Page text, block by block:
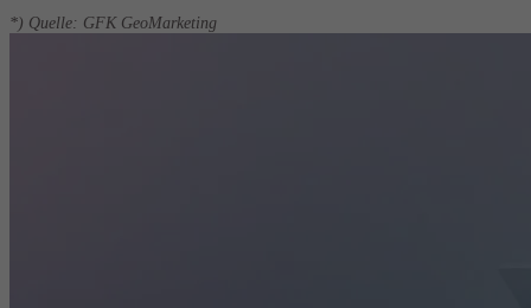
*) Quelle: GFK GeoMarketing